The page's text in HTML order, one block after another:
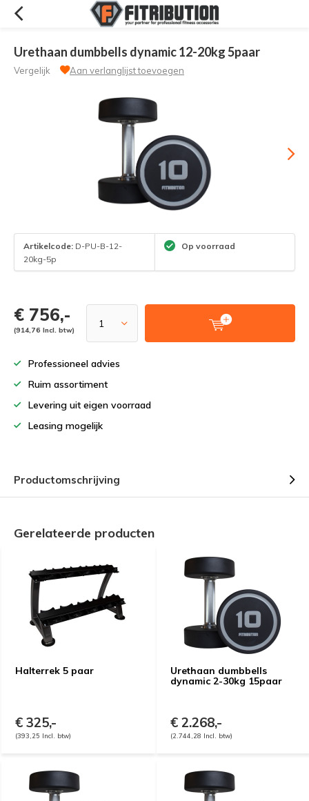
Urethaan dumbbells dynamic 12-20kg 5paar
Vergelijk Aan verlanglijst toevoegen
Artikelcode: D-PU-B-12-
20kg-5p
Op voorraad
€ 756,-
(914,76 Incl. btw)
Professioneel advies
Ruim assortiment
Levering uit eigen voorraad
Leasing mogelijk
Productomschrijving
Gerelateerde producten
Halterrek 5 paar
€ 325,-
(393,25 Incl. btw)
Urethaan dumbbells
dynamic 2-30kg 15paar
€ 2.268,-
(2.744,28 Incl. btw)